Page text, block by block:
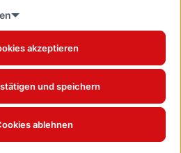
akzeptieren
und speichern
ablehnen